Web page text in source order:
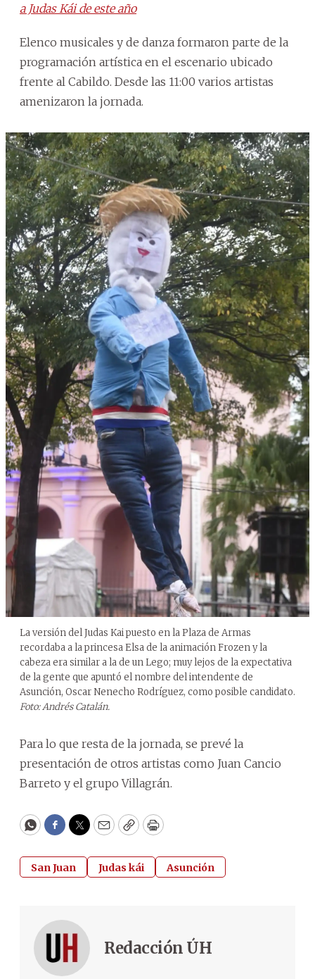
a Judas Kái de este año
Elenco musicales y de danza formaron parte de la
programación artística en el escenario ubicado
frente al Cabildo. Desde las 11:00 varios artistas
amenizaron la jornada.
La versión del Judas Kai puesto en la Plaza de Armas
recordaba a la princesa Elsa de la animación Frozen y la
cabeza era similar a la de un Lego; muy lejos de la expectativa
de la gente que apuntó el nombre del intendente de
Asunción, Oscar Nenecho Rodríguez, como posible candidato.
Foto: Andrés Catalán.
Para lo que resta de la jornada, se prevé la
presentación de otros artistas como Juan Cancio
Barreto y el grupo Villagrán.
WhatsApp
Facebook
Twitter
EmailCopyPrint
San Juan Judas kái Asunción
Redacción ÚH